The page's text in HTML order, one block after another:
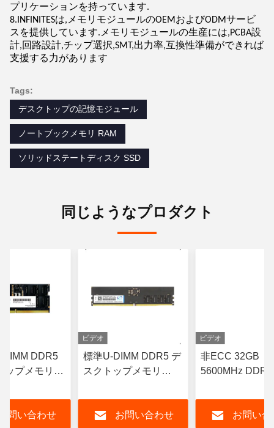
プリケーションを持っています.
8.INFINITESは,メモリモジュールのOEMおよびODMサービ
スを提供しています.メモリモジュールの生産には,PCBA設
計,回路設計,チップ選択,SMT,出力率,互換性準備ができれば
支援する力があります
Tags:
デスクトップの記憶モジュール
ノートブックメモリ RAM
ソリッドステートディスク SSD
同じようなプロダクト
DIMM DDR5
ップメモリ
問い合わせ
ビデオ
標準U-DIMM DDR5 デ
スクトップメモリ
RAM 非ECC
お問い合わせ
ビデオ
非ECC 32GB
5600MHz
デクトップコン
タ用
お問い合